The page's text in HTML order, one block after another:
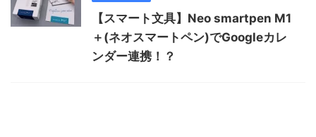
【スマート文具】Neo smartpen M1
＋(ネオスマートペン)でGoogleカレ
ンダー連携！？